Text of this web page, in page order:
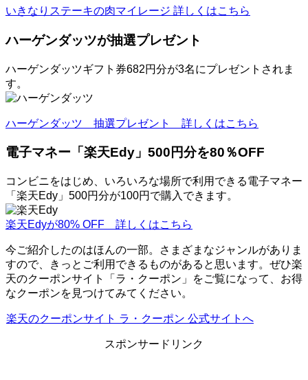
いきなりステーキの肉マイレージ 詳しくはこちら
ハーゲンダッツが抽選プレゼント
ハーゲンダッツギフト券682円分が3名にプレゼントされま
す。
ハーゲンダッツ 抽選プレゼント 詳しくはこちら
電子マネー「楽天Edy」500円分を80％OFF
コンビニをはじめ、いろいろな場所で利用できる電子マネー
「楽天Edy」500円分が100円で購入できます。
楽天Edyが80% OFF 詳しくはこちら
今ご紹介したのはほんの一部。さまざまなジャンルがありま
すので、きっとご利用できるものがあると思います。ぜひ楽
天のクーポンサイト「ラ・クーポン」をご覧になって、お得
なクーポンを見つけてみてください。
楽天のクーポンサイト ラ・クーポン 公式サイトへ
スポンサードリンク